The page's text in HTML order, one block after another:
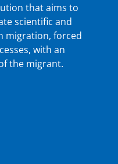
that aims to
scientific and
migration, forced
with an
the migrant.